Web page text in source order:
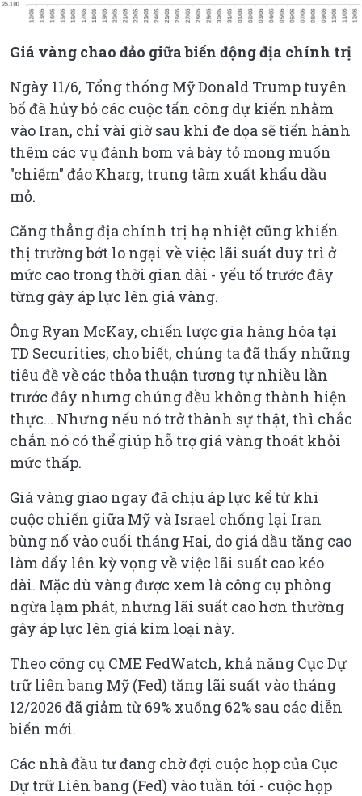
Giá vàng chao đảo giữa biến động địa chính trị
Ngày 11/6, Tổng thống Mỹ Donald Trump tuyên
bố đã hủy bỏ các cuộc tấn công dự kiến nhằm
vào Iran, chỉ vài giờ sau khi đe dọa sẽ tiến hành
thêm các vụ đánh bom và bày tỏ mong muốn
"chiếm" đảo Kharg, trung tâm xuất khẩu dầu
mỏ.
Căng thẳng địa chính trị hạ nhiệt cũng khiến
thị trường bớt lo ngại về việc lãi suất duy trì ở
mức cao trong thời gian dài - yếu tố trước đây
từng gây áp lực lên giá vàng.
Ông Ryan McKay, chiến lược gia hàng hóa tại
TD Securities, cho biết, chúng ta đã thấy những
tiêu đề về các thỏa thuận tương tự nhiều lần
trước đây nhưng chúng đều không thành hiện
thực... Nhưng nếu nó trở thành sự thật, thì chắc
chắn nó có thể giúp hỗ trợ giá vàng thoát khỏi
mức thấp.
Giá vàng giao ngay đã chịu áp lực kể từ khi
cuộc chiến giữa Mỹ và Israel chống lại Iran
bùng nổ vào cuối tháng Hai, do giá dầu tăng cao
làm dấy lên kỳ vọng về việc lãi suất cao kéo
dài. Mặc dù vàng được xem là công cụ phòng
ngừa lạm phát, nhưng lãi suất cao hơn thường
gây áp lực lên giá kim loại này.
Theo công cụ CME FedWatch, khả năng Cục Dự
trữ liên bang Mỹ (Fed) tăng lãi suất vào tháng
12/2026 đã giảm từ 69% xuống 62% sau các diễn
biến mới.
Các nhà đầu tư đang chờ đợi cuộc họp của Cục
Dự trữ Liên bang (Fed) vào tuần tới - cuộc họp